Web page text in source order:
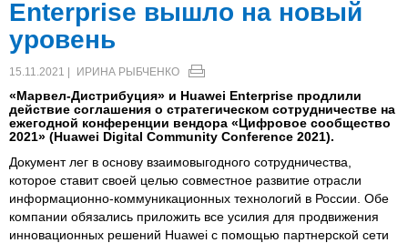
Enterprise вышло на новый
уровень
15.11.2021 | ИРИНА РЫБЧЕНКО
«Марвел-Дистрибуция» и Huawei Enterprise продлили
действие соглашения о стратегическом сотрудничестве на
ежегодной конференции вендора «Цифровое сообщество
2021» (Huawei Digital Community Conference 2021).
Документ лег в основу взаимовыгодного сотрудничества,
которое ставит своей целью совместное развитие отрасли
информационно-коммуникационных технологий в России. Обе
компании обязались приложить все усилия для продвижения
инновационных решений Huawei с помощью партнерской сети